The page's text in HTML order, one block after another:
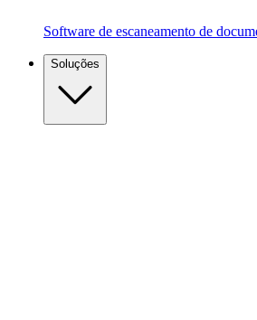
Software de escaneamento de
Soluções